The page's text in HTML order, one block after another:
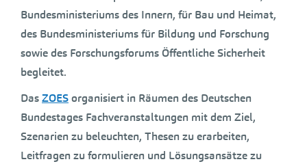
Bundesministeriums des Innern, für Bau und Heimat,
des Bundesministeriums für Bildung und Forschung
sowie des Forschungsforums Öffentliche Sicherheit
begleitet.
DasZOESorganisiert in Räumen des Deutschen
Bundestages Fachveranstaltungen mit dem Ziel,
Szenarien zu beleuchten, Thesen zu erarbeiten,
Leitfragen zu formulieren und Lösungsansätze zu